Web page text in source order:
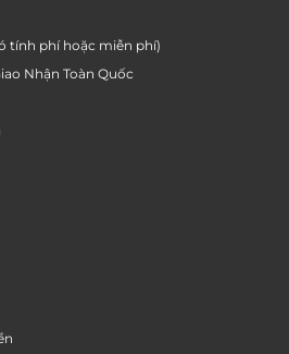
tính phí hoặc miễn phí)
Nhận Toàn Quốc